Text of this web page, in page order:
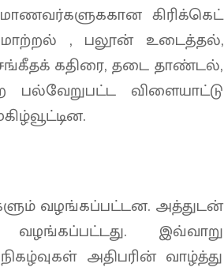
கிரிக்கெட்
மாற்றல் , பலூன் உடைத்தல்,
கதிரை, தடை தாண்டல்,
விளையாட்டு
வழங்கப்பட்டன. அத்துடன்
இவ்வாறு
அதிபரின் வாழ்த்து